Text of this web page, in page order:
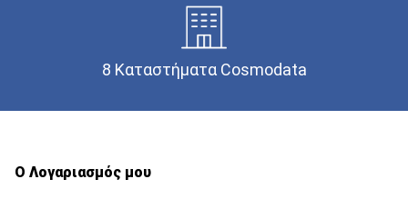
8 Καταστήματα Cosmodata
Ο Λογαριασμός μου